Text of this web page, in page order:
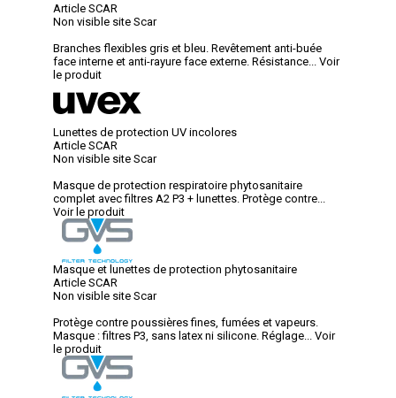
Article SCAR
Non visible site Scar
Branches flexibles gris et bleu. Revêtement anti-buée
face interne et anti-rayure face externe. Résistance...
Voir
le produit
Lunettes de protection UV incolores
Article SCAR
Non visible site Scar
Masque de protection respiratoire phytosanitaire
complet avec filtres A2 P3 + lunettes. Protège contre...
Voir le produit
Masque et lunettes de protection phytosanitaire
Article SCAR
Non visible site Scar
Protège contre poussières fines, fumées et vapeurs.
Masque : filtres P3, sans latex ni silicone. Réglage...
Voir
le produit